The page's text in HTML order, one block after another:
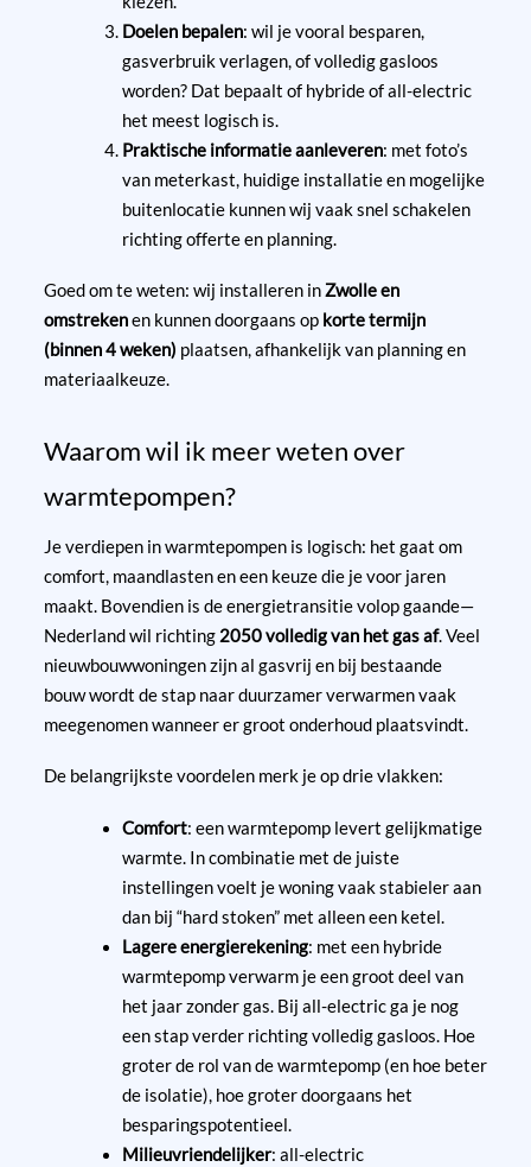
Doelen bepalen: wil je vooral besparen,
gasverbruik verlagen, of volledig gasloos
worden? Dat bepaalt of hybride of all-electric
het meest logisch is.
Praktische informatie aanleveren: met foto’s
van meterkast, huidige installatie en mogelijke
buitenlocatie kunnen wij vaak snel schakelen
richting offerte en planning.
Goed om te weten: wij installeren inZwolle en
omstrekenen kunnen doorgaans op korte termijn
(binnen 4 weken) plaatsen, afhankelijk van planning en
materiaalkeuze.
Waarom wil ik meer weten over
warmtepompen?
Je verdiepen in warmtepompen is logisch: het gaat om
comfort, maandlasten en een keuze die je voor jaren
maakt. Bovendien is de energietransitie volop gaande—
Nederland wil richting 2050 volledig van het gas af. Veel
nieuwbouwwoningen zijn al gasvrij en bij bestaande
bouw wordt de stap naar duurzamer verwarmen vaak
meegenomen wanneer er groot onderhoud plaatsvindt.
De belangrijkste voordelen merk je op drie vlakken:
Comfort: een warmtepomp levert gelijkmatige
warmte. In combinatie met de juiste
instellingen voelt je woning vaak stabieler aan
dan bij “hard stoken” met alleen een ketel.
Lagere energierekening: met een hybride
warmtepomp verwarm je een groot deel van
het jaar zonder gas. Bij all-electric ga je nog
een stap verder richting volledig gasloos. Hoe
groter de rol van de warmtepomp (en hoe beter
de isolatie), hoe groter doorgaans het
besparingspotentieel.
Milieuvriendelijker: all-electric